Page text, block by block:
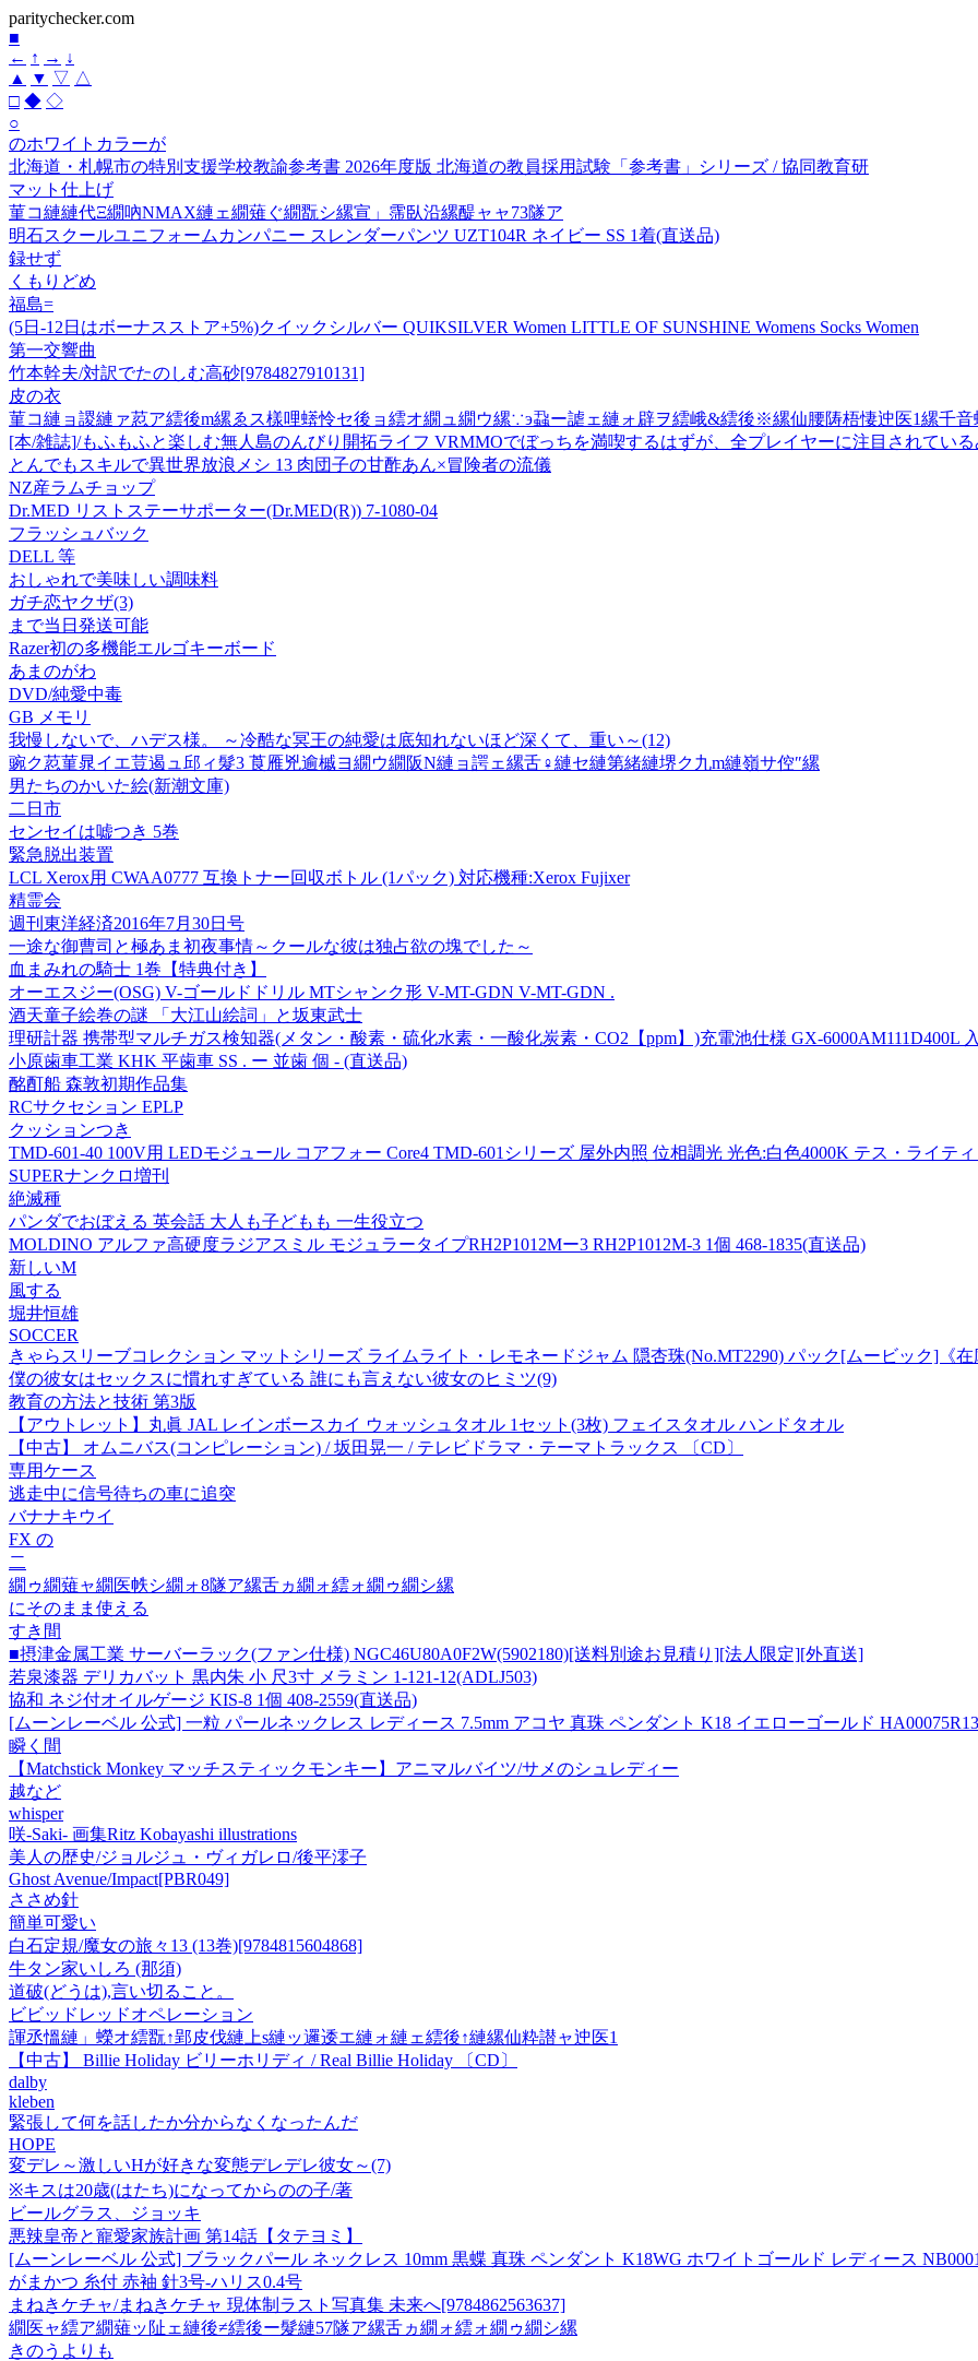
paritychecker.com
■
← ↑ → ↓
▲
▼ ▽ △
□ ◆ ◇
○
のホワイトカラーが
北海道・札幌市の特別支援学校教諭参考書 2026年度版 北海道の教員採用試験「参考書」シリーズ / 協同教育研
マット仕上げ
菫コ縺縺代Ξ繝吶ΝMAX縺ェ繝薙ぐ繝翫シ縲宣」霈臥沿縲醍ャャ73隧ア
明石スクールユニフォームカンパニー スレンダーパンツ UZT104R ネイビー SS 1着(直送品)
録せず
くもりどめ
福島=
(5日-12日はボーナスストア+5%)クイックシルバー QUIKSILVER Women LITTLE OF SUNSHINE Womens Socks Women
第一交響曲
竹本幹夫/対訳でたのしむ高砂[9784827910131]
皮の衣
菫コ縺ョ謖縺ァ荵ア繧後m縲ゑス樣哩蠎怜セ後ョ繧オ繝ュ繝ウ縲∵э蝨ー謔ェ縺ォ辟ヲ繧峨&繧後※縲仙腰陦梧悽迚医1縲千
[本/雑誌]/もふもふと楽しむ無人島のんびり開拓ライフ VRMMOでぼっちを満喫するはずが、全プレイヤーに注目されてい
とんでもスキルで異世界放浪メシ 13 肉団子の甘酢あん×冒険者の流儀
NZ産ラムチョップ
Dr.MED リストステーサポーター(Dr.MED(R)) 7-1080-04
フラッシュバック
DELL 等
おしゃれで美味しい調味料
ガチ恋ヤクザ(3)
まで当日発送可能
Razer初の多機能エルゴキーボード
あまのがわ
DVD/純愛中毒
GB メモリ
我慢しないで、ハデス様。 ～冷酷な冥王の純愛は底知れないほど深くて、重い～(12)
豌ク荵菫晁イエ荳遏ュ邱ィ髮3 莨雁兇逾槭ヨ繝ウ繝阪Ν縺ョ諤ェ縲舌♀縺セ縺第緒縺堺ク九m縺嶺サ倥″縲
男たちのかいた絵(新潮文庫)
二日市
センセイは嘘つき 5巻
緊急脱出装置
LCL Xerox用 CWAA0777 互換トナー回収ボトル (1パック) 対応機種:Xerox Fujixer
精霊会
週刊東洋経済2016年7月30日号
一途な御曹司と極あま初夜事情～クールな彼は独占欲の塊でした～
血まみれの騎士 1巻【特典付き】
オーエスジー(OSG) V-ゴールドドリル MTシャンク形 V-MT-GDN V-MT-GDN .
酒天童子絵巻の謎 「大江山絵詞」と坂東武士
理研計器 携帯型マルチガス検知器(メタン・酸素・硫化水素・一酸化炭素・CO2【ppm】)充電池仕様 GX-6000AM111D400L
小原歯車工業 KHK 平歯車 SS . ー 並歯 個 - (直送品)
酩酊船 森敦初期作品集
RCサクセション EPLP
クッションつき
TMD-601-40 100V用 LEDモジュール コアフォー Core4 TMD-601シリーズ 屋外内照 位相調光 光色:白色4000K テス・ライテ
SUPERナンクロ増刊
絶滅種
パンダでおぼえる 英会話 大人も子どもも 一生役立つ
MOLDINO アルファ高硬度ラジアスミル モジュラータイプRH2P1012Mー3 RH2P1012M-3 1個 468-1835(直送品)
新しいM
風する
堀井恒雄
SOCCER
きゃらスリーブコレクション マットシリーズ ライムライト・レモネードジャム 隠杏珠(No.MT2290) パック[ムービック]《
僕の彼女はセックスに慣れすぎている 誰にも言えない彼女のヒミツ(9)
教育の方法と技術 第3版
【アウトレット】丸眞 JAL レインボースカイ ウォッシュタオル 1セット(3枚) フェイスタオル ハンドタオル
【中古】 オムニバス(コンピレーション) / 坂田晃一 / テレビドラマ・テーマトラックス 〔CD〕
専用ケース
逃走中に信号待ちの車に追突
バナナキウイ
FX の
二
繝ゥ繝薙ャ繝医帙シ繝ォ8隧ア縲舌ヵ繝ォ繧ォ繝ゥ繝シ縲
にそのまま使える
すき間
■摂津金属工業 サーバーラック(ファン仕様) NGC46U80A0F2W(5902180)[送料別途お見積り][法人限定][外直送]
若泉漆器 デリカバット 黒内朱 小 尺3寸 メラミン 1-121-12(ADLJ503)
協和 ネジ付オイルゲージ KIS-8 1個 408-2559(直送品)
[ムーンレーベル 公式] 一粒 パールネックレス レディース 7.5mm アコヤ 真珠 ペンダント K18 イエローゴールド
瞬く間
【Matchstick Monkey マッチスティックモンキー】アニマルバイツ/サメのシュレディー
越など
whisper
咲-Saki- 画集Ritz Kobayashi illustrations
美人の歴史/ジョルジュ・ヴィガレロ/後平澪子
Ghost Avenue/Impact[PBR049]
ささめ針
簡単可愛い
白石定規/魔女の旅々13 (13巻)[9784815604868]
牛タン家いしろ (那須)
道破(どうは),言い切ること。
ビビッドレッドオペレーション
諢丞慍縺」蠑オ繧翫↑郢皮伐縺上s縺ッ邏逶エ縺ォ縺ェ繧後↑縺縲仙粋譛ャ迚医1
【中古】 Billie Holiday ビリーホリディ / Real Billie Holiday 〔CD〕
dalby
kleben
緊張して何を話したか分からなくなったんだ
HOPE
変デレ～激しいHが好きな変態デレデレ彼女～(7)
※キスは20歳(はたち)になってからのの子/著
ビールグラス、ジョッキ
悪辣皇帝と寵愛家族計画 第14話【タテヨミ】
[ムーンレーベル 公式] ブラックパール ネックレス 10mm 黒蝶 真珠 ペンダント K18WG ホワイトゴールド レディース
がまかつ 糸付 赤袖 針3号-ハリス0.4号
まねきケチャ/まねきケチャ 現体制ラスト写真集 未来へ[9784862563637]
繝医ャ繧ア繝薙ッ阯ェ縺後≠繧後ー髮縺57隧ア縲舌ヵ繝ォ繧ォ繝ゥ繝シ縲
きのうよりも